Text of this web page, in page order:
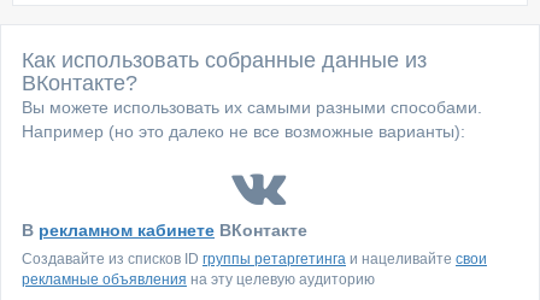
Как использовать собранные данные из
ВКонтакте?
Вы можете использовать их самыми разными способами.
Например (но это далеко не все возможные варианты):
В рекламном кабинете ВКонтакте
Создавайте из списков ID группы ретаргетинга и нацеливайте свои
рекламные объявления на эту целевую аудиторию